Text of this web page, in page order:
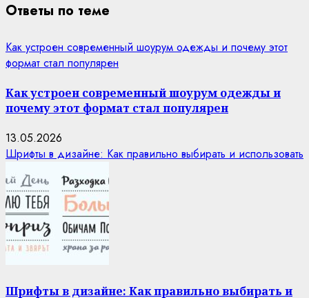
Ответы по теме
Как устроен современный шоурум одежды и почему этот
формат стал популярен
Как устроен современный шоурум одежды и
почему этот формат стал популярен
13.05.2026
Шрифты в дизайне: Как правильно выбирать и использовать
Шрифты в дизайне: Как правильно выбирать и